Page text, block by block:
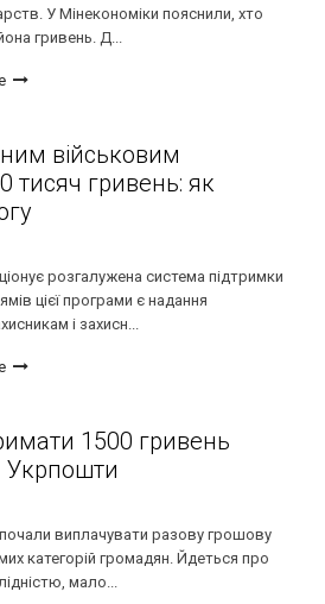
У Мінекономіки пояснили, хто
гривень. Д...
військовим
тисяч гривень: як
розгалужена система підтримки
цієї програми є надання
і захисн...
1500 гривень
Укрпошти
почали виплачувати разову грошову
категорій громадян. Йдеться про
мало...